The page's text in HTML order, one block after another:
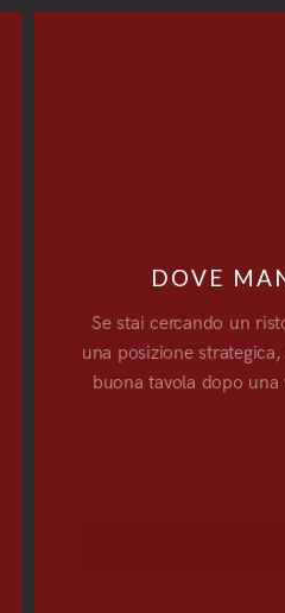
DOVE
Se stai cercando un
una posizione
buona tavola dopo